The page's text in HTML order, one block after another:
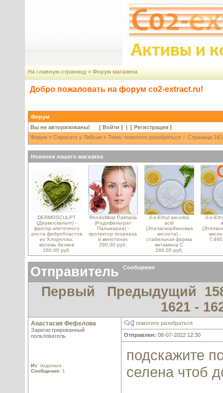
На главную страницу » Форум магазина
Добро пожаловать на форум co2-extract.ru!
Форум
Вы не авторизованы! [ Войти ] | [ Регистрация ]
Форум » Спросите у Ляйсан » Тема: помогите разобраться -- Страница 161
Новинки нашего магазина
DERMOSCULPT
(Дермоскальпт) -
фактор клеточного
роста фибробластов
из Хлореллы,
восемь белков
260.00 руб.
Rhodofiltrat Palmaria
(Родофильтрат
Пальмариа) -
протектор псориаза
и венотоник
290.00 руб.
3-o-Ethyl ascorbic
acid
(Этиласкорбиновая
кислота) -
стабильная форма
витамина С
260.00 руб.
3-o-
Отправитель Сообщение
Первый Предыдущий
1621 -
Анастасия Фефелова
Зарегистрированный
пользователь
Из: подольск
Сообщения: 1
помогите разобраться
Отправлен: 08-07-2022 12:30
подскажите
селена чтоб